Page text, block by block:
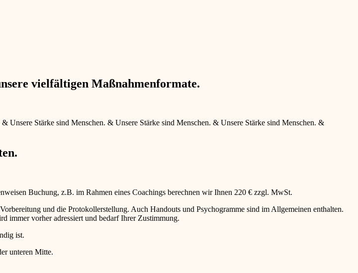
vielfältigen Maßnahmenformate.
& Unsere Stärke sind Menschen. & Unsere Stärke sind Menschen. & Unsere Stärke sind Menschen. &
Buchung, z.B. im Rahmen eines Coachings berechnen wir Ihnen 220 € zzgl. MwSt.
und die Protokollerstellung. Auch Handouts und Psychogramme sind im Allgemeinen enthalten.
immer vorher adressiert und bedarf Ihrer Zustimmung.
ist.
unteren Mitte.